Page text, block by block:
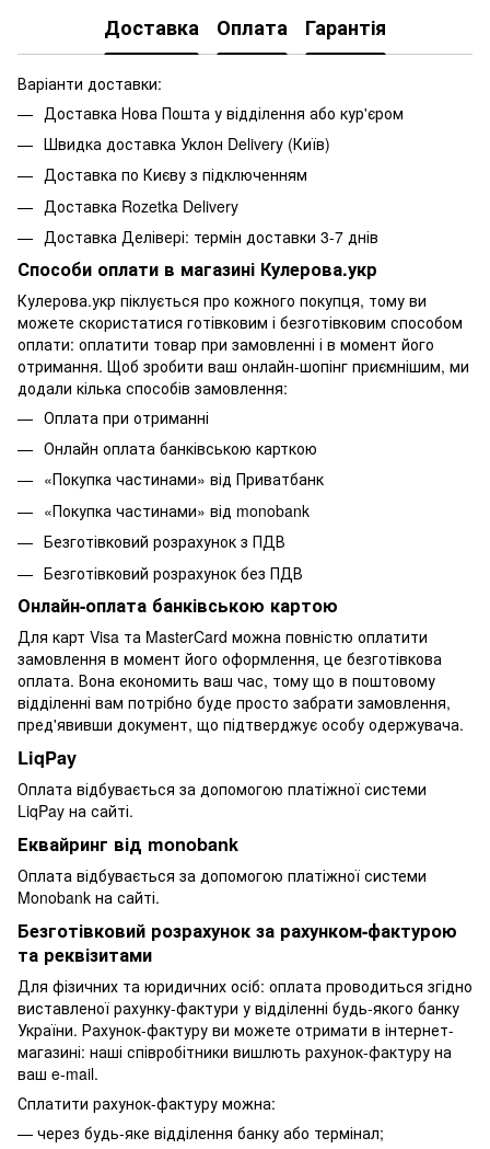
Доставка Оплата Гарантія
Варіанти доставки:
Доставка Нова Пошта у відділення або кур'єром
Швидка доставка Уклон Delivery (Київ)
Доставка по Києву з підключенням
Доставка Rozetka Delivery
Доставка Делівері: термін доставки 3-7 днів
Способи оплати в магазині Кулерова.укр
Кулерова.укр піклується про кожного покупця, тому ви
можете скористатися готівковим і безготівковим способом
оплати: оплатити товар при замовленні і в момент його
отримання. Щоб зробити ваш онлайн-шопінг приємнішим, ми
додали кілька способів замовлення:
Оплата при отриманні
Онлайн оплата банківською карткою
«Покупка частинами» від Приватбанк
«Покупка частинами» від monobank
Безготівковий розрахунок з ПДВ
Безготівковий розрахунок без ПДВ
Онлайн-оплата банківською картою
Для карт Visa та MasterCard можна повністю оплатити
замовлення в момент його оформлення, це безготівкова
оплата. Вона економить ваш час, тому що в поштовому
відділенні вам потрібно буде просто забрати замовлення,
пред'явивши документ, що підтверджує особу одержувача.
LiqPay
Оплата відбувається за допомогою платіжної системи
LiqPay на сайті.
Еквайринг від monobank
Оплата відбувається за допомогою платіжної системи
Monobank на сайті.
Безготівковий розрахунок за рахунком-фактурою
та реквізитами
Для фізичних та юридичних осіб: оплата проводиться згідно
виставленої рахунку-фактури у відділенні будь-якого банку
України. Рахунок-фактуру ви можете отримати в інтернет-
магазині: наші співробітники вишлють рахунок-фактуру на
ваш e-mail.
Сплатити рахунок-фактуру можна:
— через будь-яке відділення банку або термінал;